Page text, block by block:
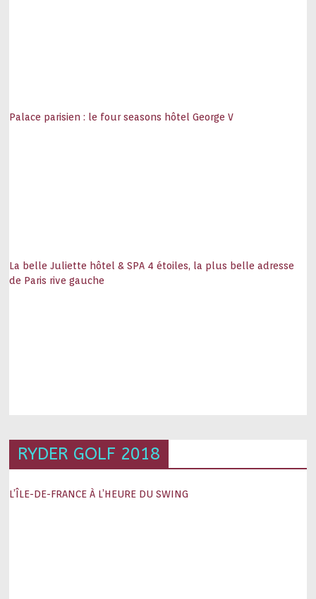
Palace parisien : le four seasons hôtel George V
La belle Juliette hôtel & SPA 4 étoiles, la plus belle adresse
de Paris rive gauche
RYDER GOLF 2018
L’ÎLE-DE-FRANCE À L’HEURE DU SWING